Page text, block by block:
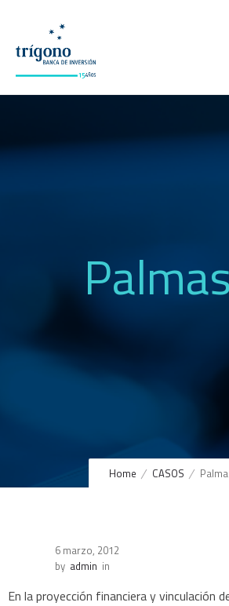
Home CASOS
6 marzo, 2012
by admin in
En la proyección financiera y vinculación